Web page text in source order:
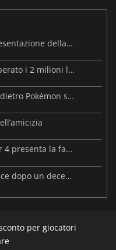
MARVEL Tōkon debutta con la presentazione della roadmap per il primo anno
Resident Evil: Veronica ha già superato i 2 milioni liste dei desideri
Beast of Reincarnation: lo studio dietro Pokémon su una nuova strada
Warhammer 40.000: Dawn of War 4 presenta la fazione dei Necron
Forsaken Realms: Vahrin's Call esce dopo un decennio di sviluppo
per giocatori